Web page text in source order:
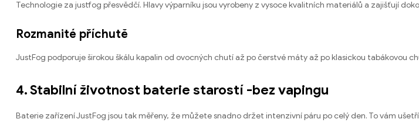
Technologie za justfog přesvědčí. Hlavy výparníku jsou vyrobeny z vysoce kvalitních materiálů a zajišťují
Rozmanité příchutě
JustFog podporuje širokou škálu kapalin od ovocných chutí až po čerstvé máty až po klasickou tabákovou
4. Stabilní životnost baterie starostí -bez vapingu
Baterie zařízení JustFog jsou tak měřeny, že můžete snadno držet intenzivní páru po celý den. To vám